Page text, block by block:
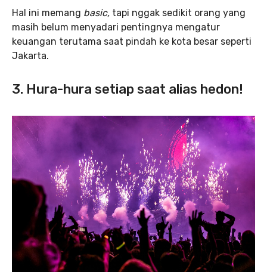
Hal ini memang basic, tapi nggak sedikit orang yang
masih belum menyadari pentingnya mengatur
keuangan terutama saat pindah ke kota besar seperti
Jakarta.
3. Hura-hura setiap saat alias hedon!